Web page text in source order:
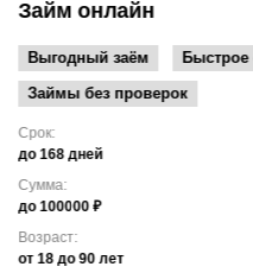
Займ онлайн
Выгодный заём
Быстрое
Займы без проверок
Срок:
до 168 дней
Сумма:
до 100000 ₽
Возраст:
от 18 до 90 лет